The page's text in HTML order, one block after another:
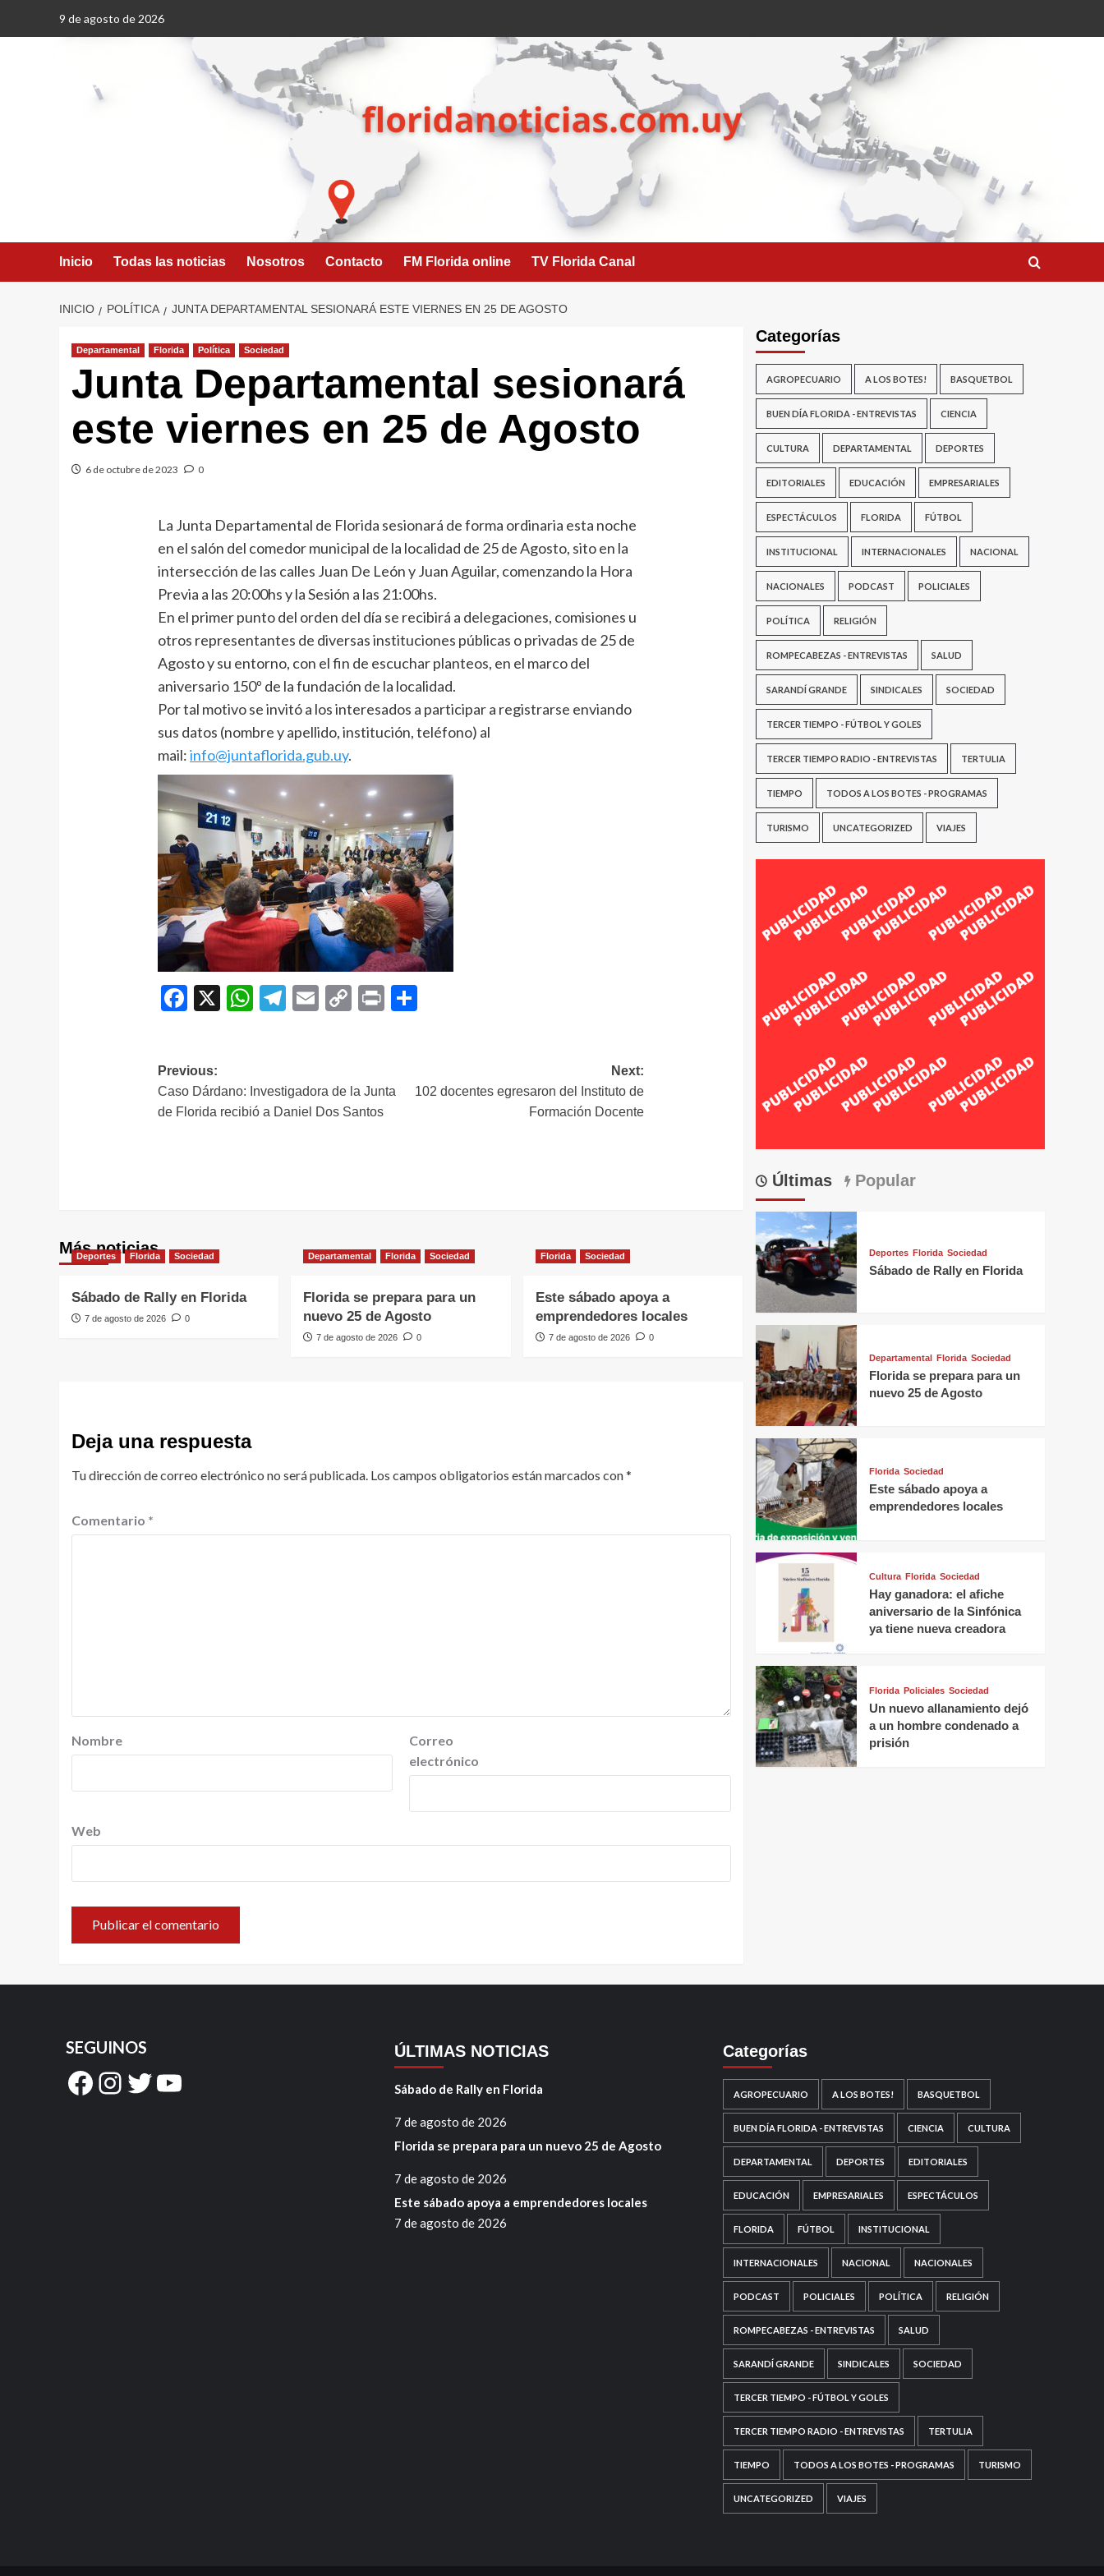
9 de agosto de 2026
Inicio Todas las noticias Nosotros Contacto FM Florida online TV Florida Canal
INICIO POLÍTICA JUNTA DEPARTAMENTAL SESIONARÁ ESTE VIERNES EN 25 DE AGOSTO
Departamental Florida Política Sociedad
Junta Departamental sesionará
este viernes en 25 de Agosto
6 de octubre de 2023 0
La Junta Departamental de Florida sesionará de forma ordinaria esta noche
en el salón del comedor municipal de la localidad de 25 de Agosto, sito en la
intersección de las calles Juan De León y Juan Aguilar, comenzando la Hora
Previa a las 20:00hs y la Sesión a las 21:00hs.
En el primer punto del orden del día se recibirá a delegaciones, comisiones u
otros representantes de diversas instituciones públicas o privadas de 25 de
Agosto y su entorno, con el fin de escuchar planteos, en el marco del
aniversario 150º de la fundación de la localidad.
Por tal motivo se invitó a los interesados a participar a registrarse enviando
sus datos (nombre y apellido, institución, teléfono) al
mail:info@juntaflorida.gub.uy.
Facebook
X WhatsApp
Telegram
EmailCopyPrint
Navegación
de
Previous:
Caso Dárdano: Investigadora de la Junta
de Florida recibió a Daniel Dos Santos
Next:
102 docentes egresaron del Instituto de
Formación Docente
Más noticias
Deportes Florida Sociedad
Sábado de Rally en Florida
7 de agosto de 2026 0
Departamental Florida Sociedad
Florida se prepara para un
nuevo 25 de Agosto
7 de agosto de 2026 0
Florida Sociedad
Este sábado apoya a
emprendedores locales
7 de agosto de 2026 0
Deja una respuesta
Tu dirección de correo electrónico no será publicada. Los campos obligatorios están marcados con*
Comentario *
Nombre
Correo
electrónico
Web
Categorías
AGROPECUARIO A LOS BOTES! BASQUETBOL
BUEN DÍA FLORIDA - ENTREVISTAS CIENCIA
CULTURA DEPARTAMENTAL DEPORTES
EDITORIALES EDUCACIÓN EMPRESARIALES
ESPECTÁCULOS FLORIDA FÚTBOL
INSTITUCIONAL INTERNACIONALES NACIONAL
NACIONALES PODCAST POLICIALES
POLÍTICA RELIGIÓN
ROMPECABEZAS - ENTREVISTAS SALUD
SARANDÍ GRANDE SINDICALES SOCIEDAD
TERCER TIEMPO - FÚTBOL Y GOLES
TERCER TIEMPO RADIO - ENTREVISTAS TERTULIA
TIEMPO TODOS A LOS BOTES - PROGRAMAS
TURISMO UNCATEGORIZED VIAJES
Últimas Popular
Deportes Florida Sociedad
Sábado de Rally en Florida
Departamental Florida Sociedad
Florida se prepara para un
nuevo 25 de Agosto
Florida Sociedad
Este sábado apoya a
emprendedores locales
Cultura Florida Sociedad
Hay ganadora: el afiche
aniversario de la Sinfónica
ya tiene nueva creadora
Florida Policiales Sociedad
Un nuevo allanamiento dejó
a un hombre condenado a
prisión
SEGUINOS
Facebook
Instagram
Twitter
YouTube
ÚLTIMAS NOTICIAS
Sábado de Rally en Florida
7 de agosto de 2026
Florida se prepara para un nuevo 25 de Agosto
7 de agosto de 2026
Este sábado apoya a emprendedores locales
7 de agosto de 2026
Categorías
AGROPECUARIO A LOS BOTES! BASQUETBOL
BUEN DÍA FLORIDA - ENTREVISTAS CIENCIA CULTURA
DEPARTAMENTAL DEPORTES EDITORIALES
EDUCACIÓN EMPRESARIALES ESPECTÁCULOS
FLORIDA FÚTBOL INSTITUCIONAL
INTERNACIONALES NACIONAL NACIONALES
PODCAST POLICIALES POLÍTICA RELIGIÓN
ROMPECABEZAS - ENTREVISTAS SALUD
SARANDÍ GRANDE SINDICALES SOCIEDAD
TERCER TIEMPO - FÚTBOL Y GOLES
TERCER TIEMPO RADIO - ENTREVISTAS TERTULIA
TIEMPO TODOS A LOS BOTES - PROGRAMAS TURISMO
UNCATEGORIZED VIAJES